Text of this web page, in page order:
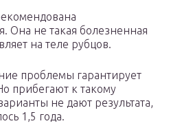
Она не такая болезненная
на теле рубцов.
проблемы гарантирует
прибегают к такому
не дают результата,
1,5 года.